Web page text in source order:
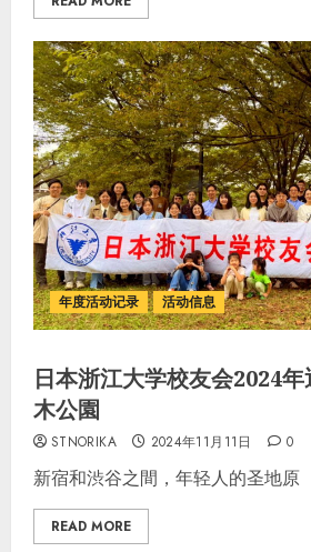
年度活动记录 活动信息
日本浙江大学校友会2024
木公園
STNORIKA 2024年11月11日 0
新宿和渋谷之間，年轻人的圣地原
READ MORE